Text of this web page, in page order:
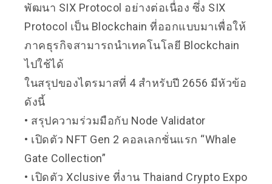
พัฒนา SIX Protocol อย่างต่อเนื่อง ซึ่ง SIX
Protocol เป็น Blockchain ที่ออกแบบมาเพื่อให้
ภาคธุรกิจสามารถนำเทคโนโลยี Blockchain
ไปใช้ได้
ในสรุปของไตรมาสที่ 4 สำหรับปี 2656 มีหัวข้อ
ดังนี้
• สรุปความร่วมมือกับ Node Validator
• เปิดตัว NFT Gen 2 คอลเลกชั่นแรก “Whale
Gate Collection”
• เปิดตัว Xclusive ที่งาน Thaiand Crypto Expo